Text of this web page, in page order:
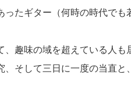
たギター（何時の時代でも
趣味の域を超えている人も
そして三日に一度の当直と